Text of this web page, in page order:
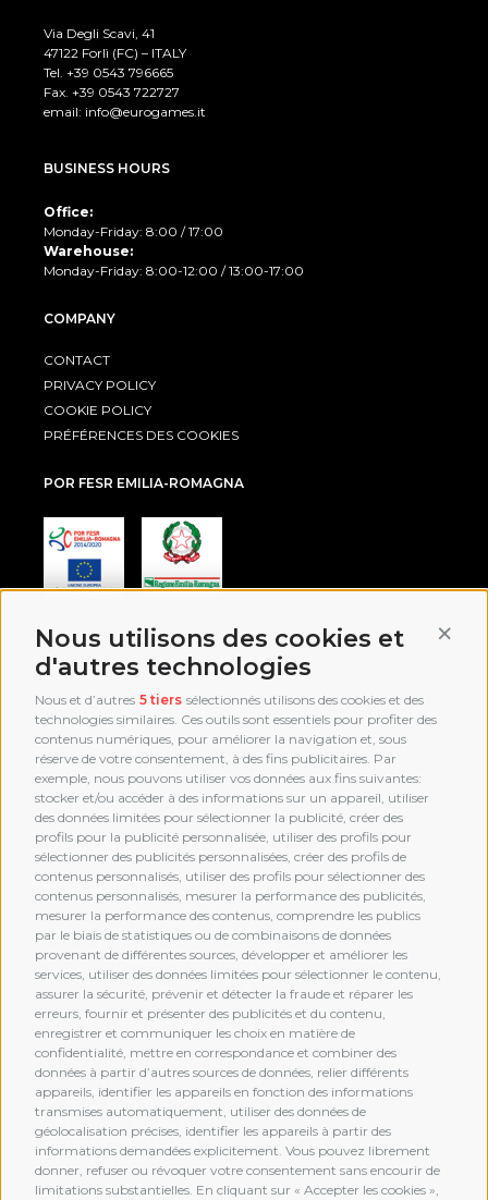
Nous utilisons des cookies et
d'autres technologies
Nous et d’autres 5 tiers sélectionnés utilisons des cookies et des
technologies similaires. Ces outils sont essentiels pour profiter des
contenus numériques, pour améliorer la navigation et, sous
réserve de votre consentement, à des fins publicitaires. Par
exemple, nous pouvons utiliser vos données aux fins suivantes:
stocker et/ou accéder à des informations sur un appareil, utiliser
des données limitées pour sélectionner la publicité, créer des
profils pour la publicité personnalisée, utiliser des profils pour
sélectionner des publicités personnalisées, créer des profils de
contenus personnalisés, utiliser des profils pour sélectionner des
contenus personnalisés, mesurer la performance des publicités,
mesurer la performance des contenus, comprendre les publics
par le biais de statistiques ou de combinaisons de données
provenant de différentes sources, développer et améliorer les
services, utiliser des données limitées pour sélectionner le contenu,
assurer la sécurité, prévenir et détecter la fraude et réparer les
erreurs, fournir et présenter des publicités et du contenu,
enregistrer et communiquer les choix en matière de
confidentialité, mettre en correspondance et combiner des
données à partir d’autres sources de données, relier différents
appareils, identifier les appareils en fonction des informations
transmises automatiquement, utiliser des données de
géolocalisation précises, identifier les appareils à partir des
informations demandées explicitement. Vous pouvez librement
donner, refuser ou révoquer votre consentement sans encourir de
limitations substantielles. En cliquant sur « Accepter les cookies »,
Via Degli Scavi, 41
47122 Forlì (FC) – ITALY
Tel. +39 0543 796665
Fax. +39 0543 722727
email: info@eurogames.it
BUSINESS HOURS
Office:
Monday-Friday: 8:00 / 17:00
Warehouse:
Monday-Friday: 8:00-12:00 / 13:00-17:00
COMPANY
CONTACT
PRIVACY POLICY
COOKIE POLICY
PRÉFÉRENCES DES COOKIES
POR FESR EMILIA-ROMAGNA
AWARD
MEMBERSHIP